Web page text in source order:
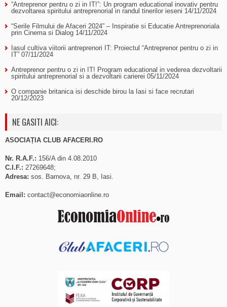
“Antreprenor pentru o zi in IT!”: Un program educational inovativ pentru
dezvoltarea spiritului antreprenorial in randul tinerilor ieseni 14/11/2024
“Serile Filmului de Afaceri 2024” – Inspiratie si Educatie Antreprenoriala
prin Cinema si Dialog 14/11/2024
Iasul cultiva viitorii antreprenori IT: Proiectul “Antreprenor pentru o zi in
IT” 07/11/2024
Antreprenor pentru o zi in IT! Program educational in vederea dezvoltarii
spiritului antreprenorial si a dezvoltarii carierei 05/11/2024
O companie britanica isi deschide birou la Iasi si face recrutari
20/12/2023
NE GASITI AICI:
ASOCIAȚIA CLUB AFACERI.RO
Nr. R.A.F.: 156/A din 4.08.2010
C.I.F.: 27269648;
Adresa: sos. Barnova, nr. 29 B, Iasi.
Email: contact@economiaonline.ro